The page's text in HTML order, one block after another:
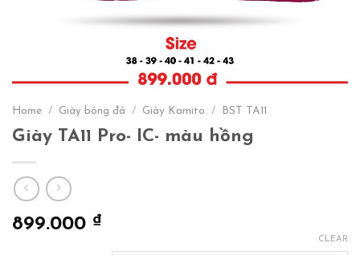
Home / Giày bóng đá / Giày Kamito / BST TA11
Giày TA11 Pro- IC- màu hồng
899.000 ₫
CLEAR